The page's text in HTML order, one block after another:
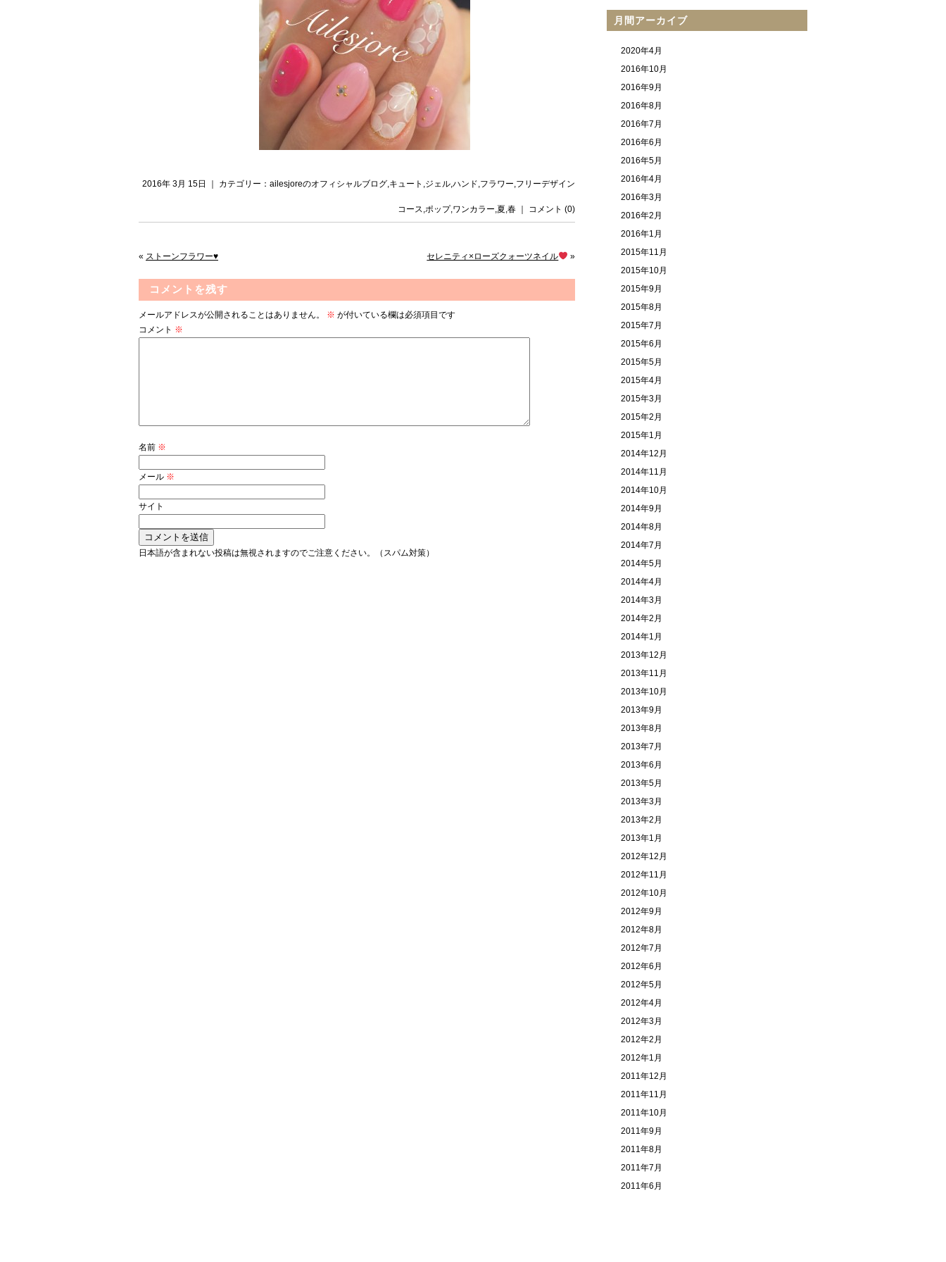
2016年 3月 15日 ｜ カテゴリー： ailesjoreのオフィシャルブログ,キュート ,ジェル,ハンド,フラワー,フリーデザイン
コース,ポップ,ワンカラー,夏,春 コメント (0)
« ストーンフラワー♥️ セレニティ×ローズクォーツネイル »
コメントを残す
メールアドレスが公開されることはありません。 ※ が付いている欄は必須項目です
コメント ※
名前 ※
メール ※
サイト
日本語が含まれない投稿は無視されますのでご注意ください。（スパム対策）
月間アーカイブ
2020年4月
2016年10月
2016年9月
2016年8月
2016年7月
2016年6月
2016年5月
2016年4月
2016年3月
2016年2月
2016年1月
2015年11月
2015年10月
2015年9月
2015年8月
2015年7月
2015年6月
2015年5月
2015年4月
2015年3月
2015年2月
2015年1月
2014年12月
2014年11月
2014年10月
2014年9月
2014年8月
2014年7月
2014年5月
2014年4月
2014年3月
2014年2月
2014年1月
2013年12月
2013年11月
2013年10月
2013年9月
2013年8月
2013年7月
2013年6月
2013年5月
2013年3月
2013年2月
2013年1月
2012年12月
2012年11月
2012年10月
2012年9月
2012年8月
2012年7月
2012年6月
2012年5月
2012年4月
2012年3月
2012年2月
2012年1月
2011年12月
2011年11月
2011年10月
2011年9月
2011年8月
2011年7月
2011年6月